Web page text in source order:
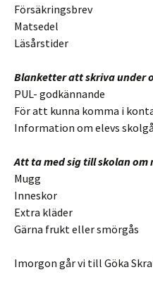
Försäkringsbrev
Matsedel
Läsårstider
Blanketter att skriva under
PUL- godkännande
För att kunna komma i
Information om elevs
Att ta med sig till skolan om
Mugg
Inneskor
Extra kläder
Gärna frukt eller smörgås
Imorgon går vi till Göka